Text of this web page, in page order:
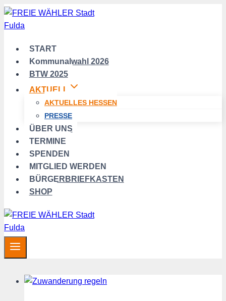
Zum
Inhalt
START
Kommunalwahl 2026
BTW 2025
AKTUELL
AKTUELLES HESSEN
PRESSE
ÜBER UNS
TERMINE
SPENDEN
MITGLIED WERDEN
BÜRGERBRIEFKASTEN
SHOP